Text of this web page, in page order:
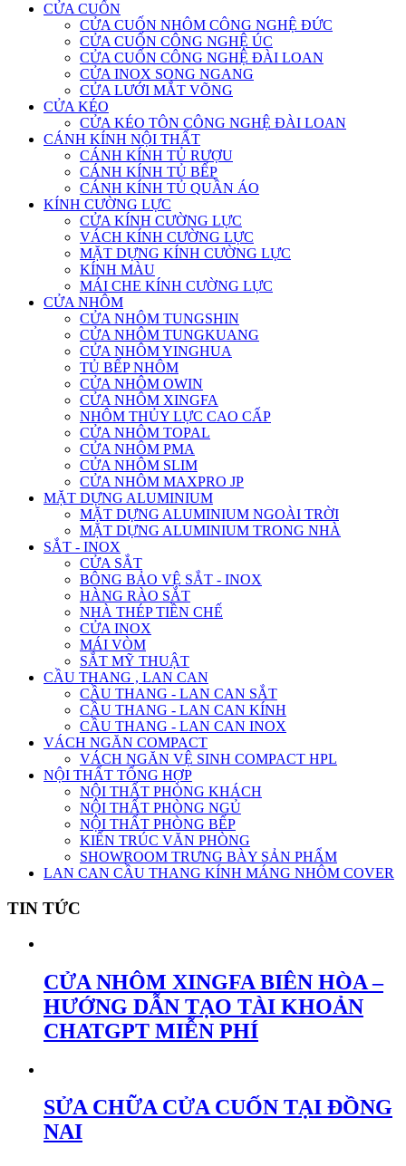
CỬA CUỐN
CỬA CUỐN NHÔM CÔNG NGHỆ ĐỨC
CỬA CUỐN CÔNG NGHỆ ÚC
CỬA CUỐN CÔNG NGHỆ ĐÀI LOAN
CỬA INOX SONG NGANG
CỬA LƯỚI MẮT VÕNG
CỬA KÉO
CỬA KÉO TÔN CÔNG NGHỆ ĐÀI LOAN
CÁNH KÍNH NỘI THẤT
CÁNH KÍNH TỦ RƯỢU
CÁNH KÍNH TỦ BẾP
CÁNH KÍNH TỦ QUẦN ÁO
KÍNH CƯỜNG LỰC
CỬA KÍNH CƯỜNG LỰC
VÁCH KÍNH CƯỜNG LỰC
MẶT DỰNG KÍNH CƯỜNG LỰC
KÍNH MÀU
MÁI CHE KÍNH CƯỜNG LỰC
CỬA NHÔM
CỬA NHÔM TUNGSHIN
CỬA NHÔM TUNGKUANG
CỬA NHÔM YINGHUA
TỦ BẾP NHÔM
CỬA NHÔM OWIN
CỬA NHÔM XINGFA
NHÔM THỦY LỰC CAO CẤP
CỬA NHÔM TOPAL
CỬA NHÔM PMA
CỬA NHÔM SLIM
CỬA NHÔM MAXPRO JP
MẶT DỰNG ALUMINIUM
MẶT DỰNG ALUMINIUM NGOÀI TRỜI
MẶT DỰNG ALUMINIUM TRONG NHÀ
SẮT - INOX
CỬA SẮT
BÔNG BẢO VỆ SẮT - INOX
HÀNG RÀO SẮT
NHÀ THÉP TIỀN CHẾ
CỬA INOX
MÁI VÒM
SẮT MỸ THUẬT
CẦU THANG , LAN CAN
CẦU THANG - LAN CAN SẮT
CẦU THANG - LAN CAN KÍNH
CẦU THANG - LAN CAN INOX
VÁCH NGĂN COMPACT
VÁCH NGĂN VỆ SINH COMPACT HPL
NỘI THẤT TỔNG HỢP
NỘI THẤT PHÒNG KHÁCH
NỘI THẤT PHÒNG NGỦ
NỘI THẤT PHÒNG BẾP
KIẾN TRÚC VĂN PHÒNG
SHOWROOM TRƯNG BÀY SẢN PHẨM
LAN CAN CẦU THANG KÍNH MÁNG NHÔM COVER
TIN TỨC
CỬA NHÔM XINGFA BIÊN HÒA –
HƯỚNG DẪN TẠO TÀI KHOẢN
CHATGPT MIỄN PHÍ
SỬA CHỮA CỬA CUỐN TẠI ĐỒNG
NAI